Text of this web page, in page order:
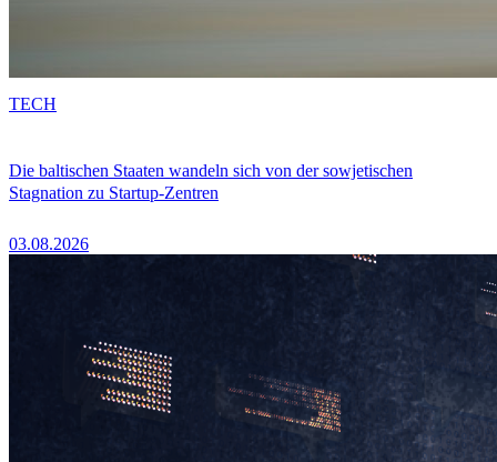
Die baltischen Staaten wandeln sich von der sowjetischen
Stagnation zu Startup-Zentren
03.08.2026
TECH